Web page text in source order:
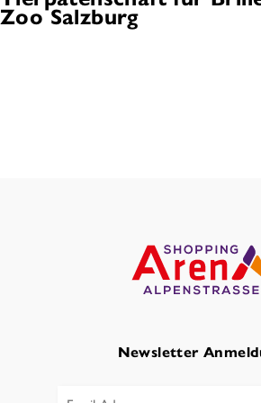
Zoo Salzburg
Newsletter